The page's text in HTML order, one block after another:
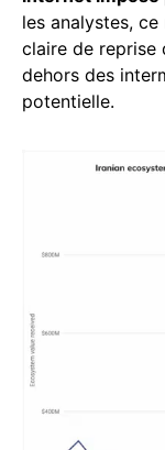
les analystes,
claire de reprise
dehors des
potentielle.